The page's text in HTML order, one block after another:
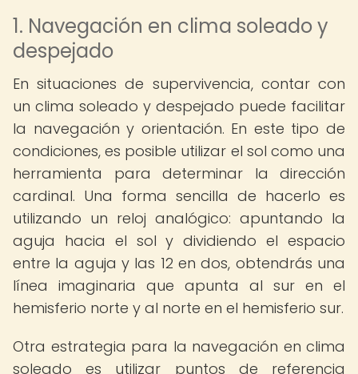
1. Navegación en clima soleado y
despejado
En situaciones de supervivencia, contar con
un clima soleado y despejado puede facilitar
la navegación y orientación. En este tipo de
condiciones, es posible utilizar el sol como una
herramienta para determinar la dirección
cardinal. Una forma sencilla de hacerlo es
utilizando un reloj analógico: apuntando la
aguja hacia el sol y dividiendo el espacio
entre la aguja y las 12 en dos, obtendrás una
línea imaginaria que apunta al sur en el
hemisferio norte y al norte en el hemisferio sur.
Otra estrategia para la navegación en clima
soleado es utilizar puntos de referencia